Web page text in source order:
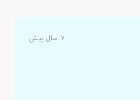
۷ سال پیش